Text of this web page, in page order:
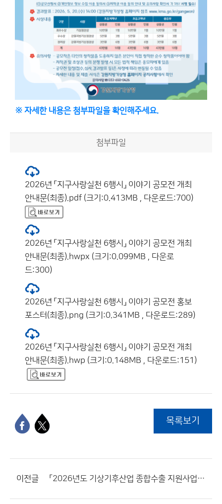
※ 자세한 내용은 첨부파일을 확인해주세요.
첨부파일
2026년 「지구사랑실천 6행시」 이야기 공모전 개최
안내문(최종).pdf (크기:0.413MB , 다운로드:700)
2026년 「지구사랑실천 6행시」 이야기 공모전 개최
안내문(최종).hwpx (크기:0.099MB , 다운로
드:300)
2026년 「지구사랑실천 6행시」 이야기 공모전 홍보
포스터(최종).png (크기:0.341MB , 다운로드:289)
2026년 「지구사랑실천 6행시」 이야기 공모전 개최
안내문(최종).hwp (크기:0.148MB , 다운로드:151)
목록보기
이전글 「2026년도 기상기후산업 종합수출 지원사업」 2차 공고